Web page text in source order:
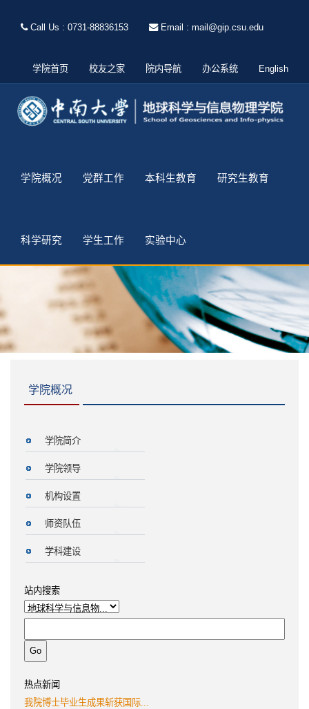
Call Us : 0731-88836153 Email : mail@gip.csu.edu
学院首页 校友之家 院内导航 办公系统 English
学院概况 党群工作 本科生教育 研究生教育
科学研究 学生工作 实验中心
学院概况
学院简介
学院领导
机构设置
师资队伍
学科建设
站内搜索
热点新闻
我院博士毕业生成果斩获国际...